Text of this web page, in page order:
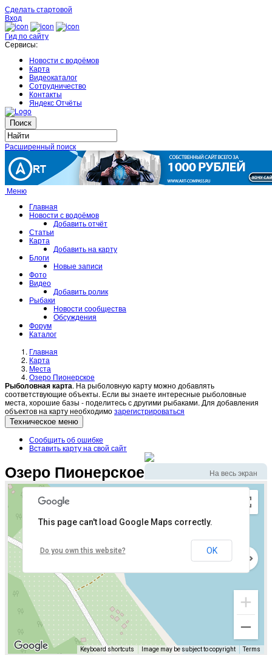
Сделать стартовой
Вход
Гид по сайту
Сервисы:
Новости с водоёмов
Карта
Видеокаталог
Сотрудничество
Контакты
Яндекс Отчёты
Расширенный поиск
Меню
Главная
Новости с водоёмов
Добавить отчёт
Статьи
Карта
Добавить на карту
Блоги
Новые записи
Фото
Видео
Добавить ролик
Рыбаки
Новости сообщества
Обсуждения
Форум
Каталог
Главная
Карта
Места
Озеро Пионерское
Рыболовная карта. На рыболовную карту можно добавлять
соответствующие объекты. Если вы знаете интересные рыболовные
места, хорошие базы - поделитесь с другими рыбаками. Для добавления
объектов на карту необходимозарегистрироваться
Техническое меню
Сообщить об ошибке
Вставить карту на свой сайт
Озеро Пионерское На весь экран
Keyboard shortcuts Image may be subject to copyright Terms
This page can't load Google Maps correctly.
Do you own this website? OK